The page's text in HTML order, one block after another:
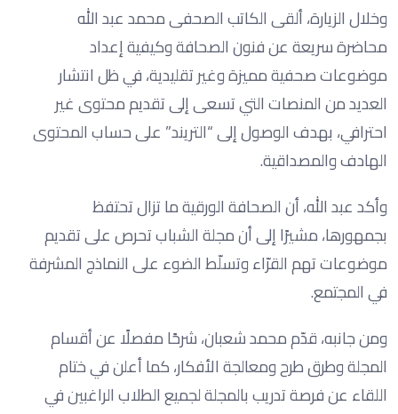
وخلال الزيارة، ألقى الكاتب الصحفى محمد عبد الله
محاضرة سريعة عن فنون الصحافة وكيفية إعداد
موضوعات صحفية مميزة وغير تقليدية، في ظل انتشار
العديد من المنصات التي تسعى إلى تقديم محتوى غير
احترافي، بهدف الوصول إلى “التريند” على حساب المحتوى
الهادف والمصداقية.
وأكد عبد الله، أن الصحافة الورقية ما تزال تحتفظ
بجمهورها، مشيرًا إلى أن مجلة الشباب تحرص على تقديم
موضوعات تهم القرّاء وتسلّط الضوء على النماذج المشرفة
في المجتمع.
ومن جانبه، قدّم محمد شعبان، شرحًا مفصلًا عن أقسام
المجلة وطرق طرح ومعالجة الأفكار، كما أعلن في ختام
اللقاء عن فرصة تدريب بالمجلة لجميع الطلاب الراغبين في